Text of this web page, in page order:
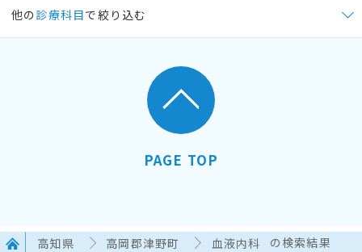
他の 診療科目で絞り込む
PAGE TOP
高知県 高岡郡津野町 血液内科 の検索結果